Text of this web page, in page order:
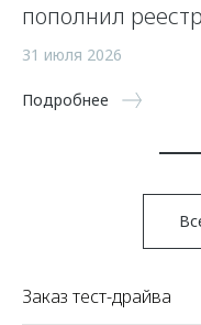
пополнил
31 июля 2026
Подробнее
Заказ тест-драйва